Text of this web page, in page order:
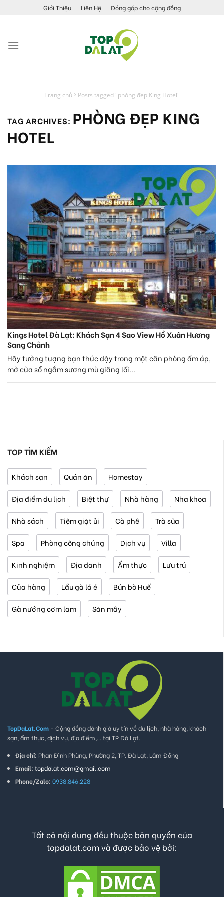
to
Giới Thiệu Liên Hệ Đóng góp cho cộng đồng
Trang chủ Posts tagged "phòng đẹp King Hotel"
TAG ARCHIVES: PHÒNG ĐẸP KING
HOTEL
Kings Hotel Đà Lạt: Khách Sạn 4 Sao View Hồ Xuân Hương
Sang Chảnh
Hãy tưởng tượng bạn thức dậy trong một căn phòng ấm áp,
mở cửa sổ ngắm sương mù giăng lối...
TOP TÌM KIẾM
Khách sạn Quán ăn Homestay
Địa điểm du lịch Biệt thự Nhà hàng Nha khoa
Nhà sách Tiệm giặt ủi Cà phê Trà sữa
Spa Phòng công chứng Dịch vụ Villa
Kinh nghiệm Địa danh Ẩm thực Lưu trú
Cửa hàng Lẩu gà lá é Bún bò Huế
Gà nướng cơm lam Săn mây
TopDaLat.Com - Cộng đồng đánh giá uy tín về du lịch, nhà hàng, khách
sạn, ẩm thực, dịch vụ, địa điểm,... tại TP Đà Lạt.
Địa chỉ: Phan Đình Phùng, Phường 2, TP. Đà Lạt, Lâm Đồng
Email: topdalat.com@gmail.com
Phone/Zalo: 0938.846.228
Tất cả nội dung đều thuộc bản quyền của
topdalat.com và được bảo vệ bởi: